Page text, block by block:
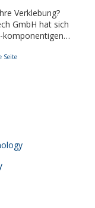
Verklebung?
GmbH hat sich
komponentigen
Seite